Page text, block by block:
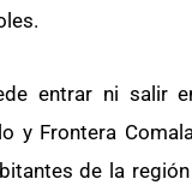
entrar ni salir
y Frontera
de la